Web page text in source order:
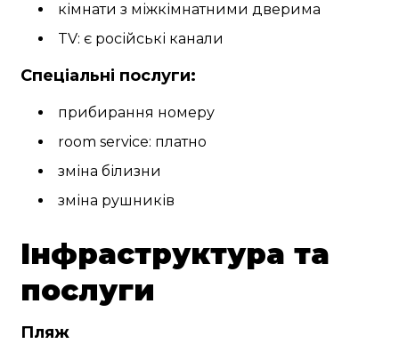
кімнати з міжкімнатними дверима
TV: є російські канали
Спеціальні послуги:
прибирання номеру
room service: платно
зміна білизни
зміна рушників
Інфраструктура та
послуги
Пляж